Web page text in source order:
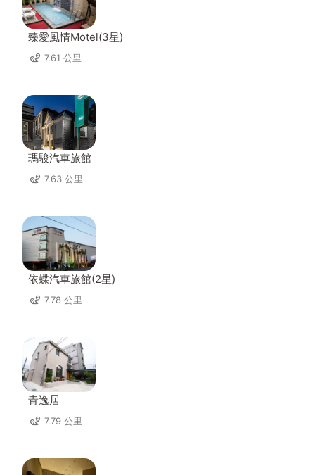
臻愛風情Motel(3星)
7.61 公里
瑪駿汽車旅館
7.63 公里
依蝶汽車旅館(2星)
7.78 公里
青逸居
7.79 公里